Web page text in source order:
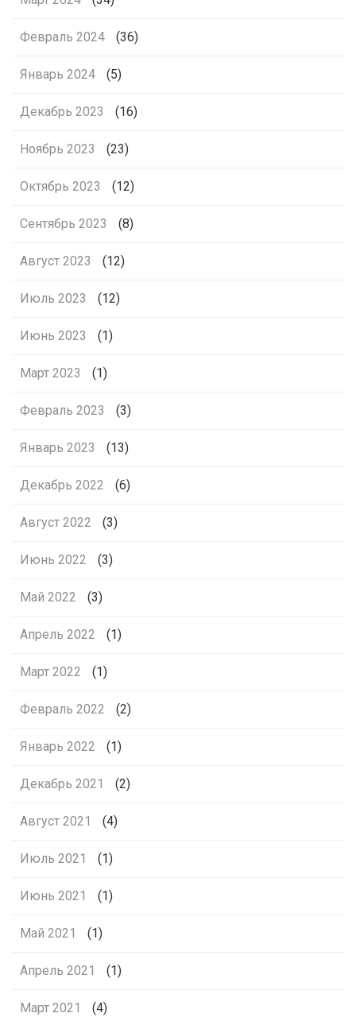
Февраль 2024 (36)
Январь 2024 (5)
Декабрь 2023 (16)
Ноябрь 2023 (23)
Октябрь 2023 (12)
Сентябрь 2023 (8)
Август 2023 (12)
Июль 2023 (12)
Июнь 2023 (1)
Март 2023 (1)
Февраль 2023 (3)
Январь 2023 (13)
Декабрь 2022 (6)
Август 2022 (3)
Июнь 2022 (3)
Май 2022 (3)
Апрель 2022 (1)
Март 2022 (1)
Февраль 2022 (2)
Январь 2022 (1)
Декабрь 2021 (2)
Август 2021 (4)
Июль 2021 (1)
Июнь 2021 (1)
Май 2021 (1)
Апрель 2021 (1)
Март 2021 (4)